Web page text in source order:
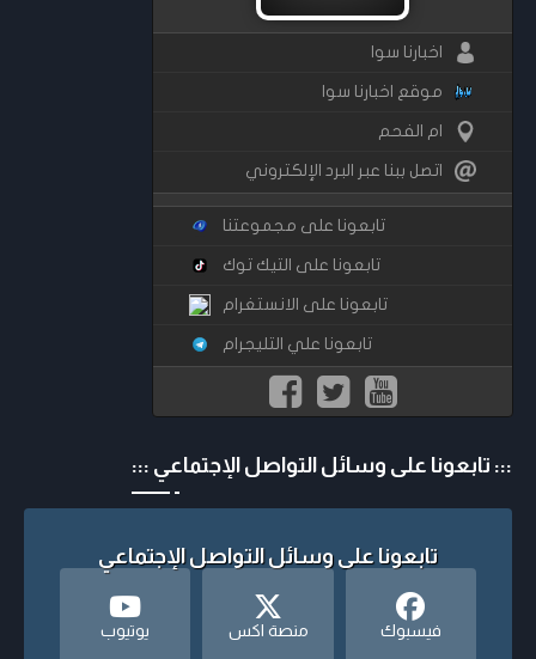
اخبارنا سوا
موقع اخبارنا سوا
ام الفحم
اتصل ببنا عبر البرد الإلكتروني
تابعونا على مجموعتنا
تابعونا على التيك توك
تابعونا على الانستغرام
تابعونا علي التليجرام
::: تابعونا على وسائل التواصل الإجتماعي :::
تابعونا على وسائل التواصل الإجتماعي
فيسبوك منصة اكس يوتيوب